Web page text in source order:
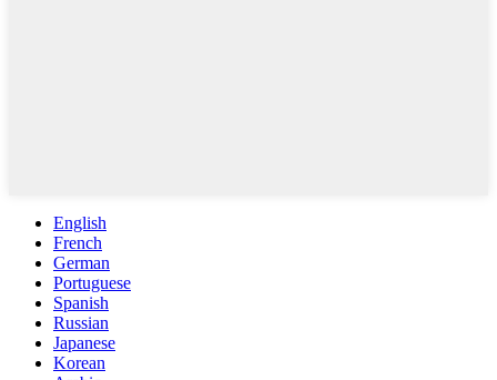
English
French
German
Portuguese
Spanish
Russian
Japanese
Korean